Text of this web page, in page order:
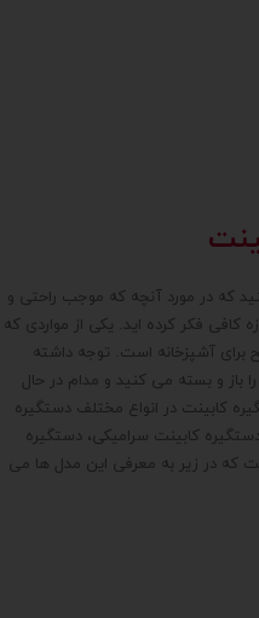
که در مورد آنچه که موجب راحتی و
فکر کرده اید. یکی از مواردی که
برای آشپزخانه است. توجه داشته
باز و بسته می کنید و مدام در حال
کابینت در انواع مختلف دستگیره
کابینت سرامیکی، دستگیره
که در زیر به معرفی این مدل ها می